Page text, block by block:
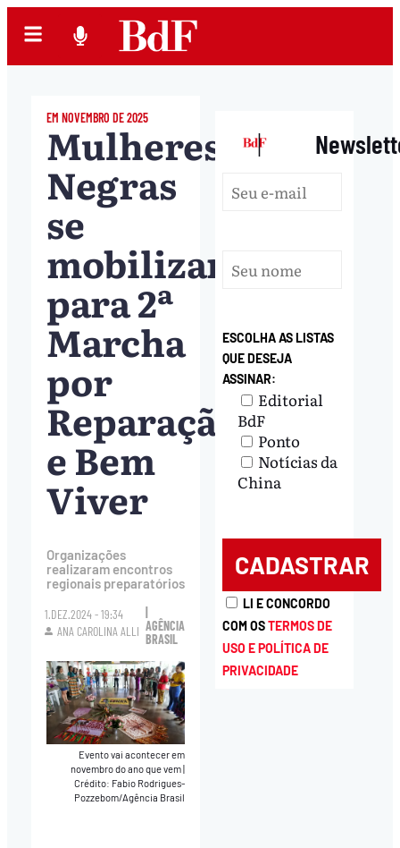
EM NOVEMBRO DE 2025
Mulheres
Negras
se
mobilizam
para 2ª
Marcha
por
Reparação
e Bem
Viver
Organizações
realizaram encontros
regionais preparatórios
1.DEZ.2024 - 19:34
ANA CAROLINA ALLI AGÊNCIA
BRASIL
Evento vai acontecer em
novembro do ano que vem|
Crédito: Fabio Rodrigues-
Pozzebom/Agência Brasil
|
ESCOLHA AS LISTAS
QUE DESEJA
ASSINAR:
Editorial
BdF
Ponto
Notícias da
China
LI E CONCORDO
COM OSTERMOS DE
USO E POLÍTICA DE
PRIVACIDADE